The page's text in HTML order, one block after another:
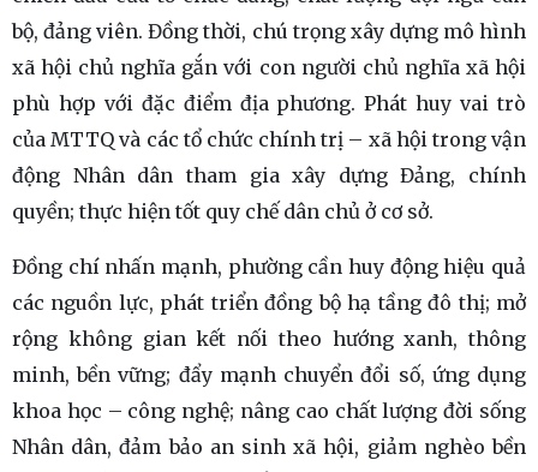
bộ, đảng viên. Đồng thời, chú trọng xây dựng mô hình
xã hội chủ nghĩa gắn với con người chủ nghĩa xã hội
phù hợp với đặc điểm địa phương. Phát huy vai trò
của MTTQ và các tổ chức chính trị – xã hội trong vận
động Nhân dân tham gia xây dựng Đảng, chính
quyền; thực hiện tốt quy chế dân chủ ở cơ sở.
Đồng chí nhấn mạnh, phường cần huy động hiệu quả
các nguồn lực, phát triển đồng bộ hạ tầng đô thị; mở
rộng không gian kết nối theo hướng xanh, thông
minh, bền vững; đẩy mạnh chuyển đổi số, ứng dụng
khoa học – công nghệ; nâng cao chất lượng đời sống
Nhân dân, đảm bảo an sinh xã hội, giảm nghèo bền